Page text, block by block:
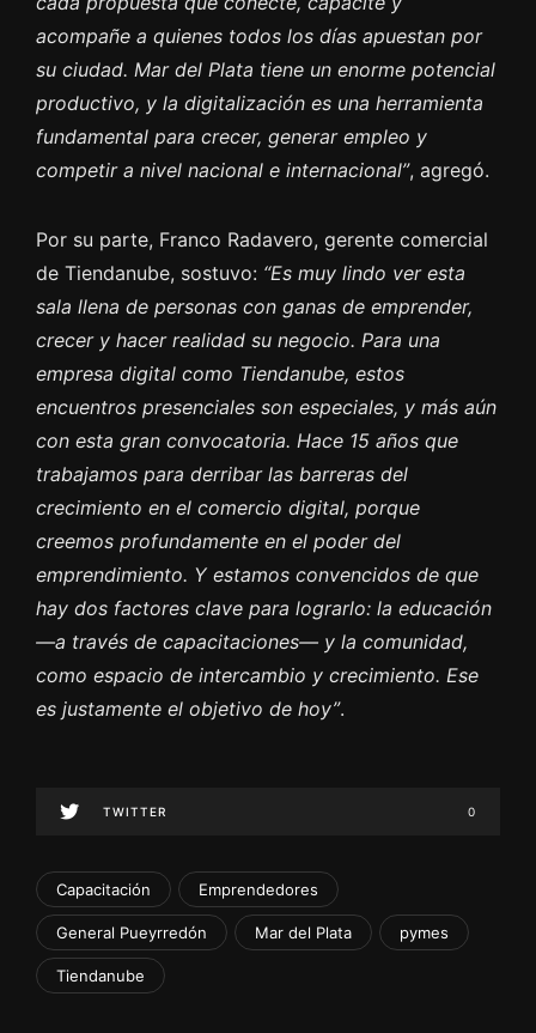
acompañe a quienes todos los días apuestan por
su ciudad. Mar del Plata tiene un enorme potencial
productivo, y la digitalización es una herramienta
fundamental para crecer, generar empleo y
competir a nivel nacional e internacional”, agregó.
Por su parte, Franco Radavero, gerente comercial
de Tiendanube, sostuvo: “Es muy lindo ver esta
sala llena de personas con ganas de emprender,
crecer y hacer realidad su negocio. Para una
empresa digital como Tiendanube, estos
encuentros presenciales son especiales, y más aún
con esta gran convocatoria. Hace 15 años que
trabajamos para derribar las barreras del
crecimiento en el comercio digital, porque
creemos profundamente en el poder del
emprendimiento. Y estamos convencidos de que
hay dos factores clave para lograrlo: la educación
—a través de capacitaciones— y la comunidad,
como espacio de intercambio y crecimiento. Ese
es justamente el objetivo de hoy”.
TWITTER 0
Capacitación Emprendedores
General Pueyrredón Mar del Plata pymes
Tiendanube